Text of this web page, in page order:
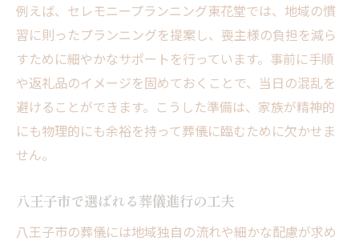
例えば、セレモニープランニング東花堂では、地域の慣
習に則ったプランニングを提案し、喪主様の負担を減ら
すために細やかなサポートを行っています。事前に手順
や返礼品のイメージを固めておくことで、当日の混乱を
避けることができます。こうした準備は、家族が精神的
にも物理的にも余裕を持って葬儀に臨むために欠かせま
せん。
八王子市で選ばれる葬儀進行の工夫
八王子市の葬儀には地域独自の流れや細かな配慮が求め